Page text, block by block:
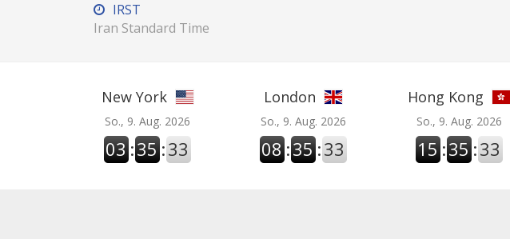
IRST
Iran Standard Time
New York
So., 9. Aug. 2026
03 :35 :34
London
So., 9. Aug. 2026
08 :35 :34
Hong Kong
So., 9. Aug. 2026
15 :35 :34